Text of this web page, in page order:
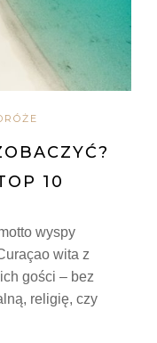
10
wyspy
wita z
gości – bez
religię, czy